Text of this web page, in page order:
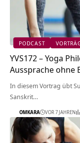
PODCAST
YVS172 – Yoga
Aussprache ohne
In diesem Vortrag übt
Sanskrit…
OMKARA VOR 7 JAHREN